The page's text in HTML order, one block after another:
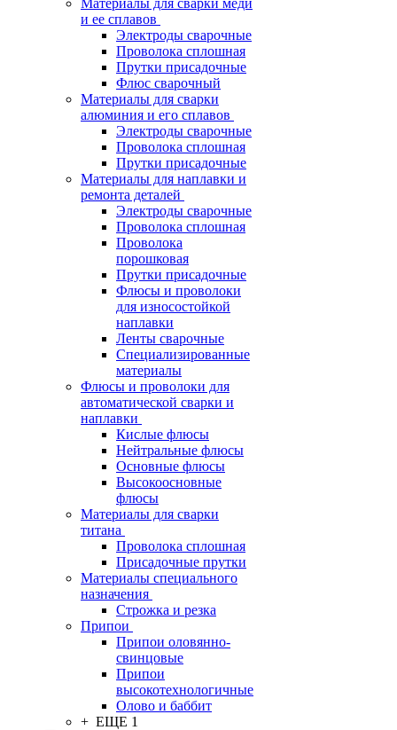
Материалы для сварки меди
и ее сплавов
Электроды сварочные
Проволока сплошная
Прутки присадочные
Флюс сварочный
Материалы для сварки
алюминия и его сплавов
Электроды сварочные
Проволока сплошная
Прутки присадочные
Материалы для наплавки и
ремонта деталей
Электроды сварочные
Проволока сплошная
Проволока
порошковая
Прутки присадочные
Флюсы и проволоки
для износостойкой
наплавки
Ленты сварочные
Специализированные
материалы
Флюсы и проволоки для
автоматической сварки и
наплавки
Кислые флюсы
Нейтральные флюсы
Основные флюсы
Высокоосновные
флюсы
Материалы для сварки
титана
Проволока сплошная
Присадочные прутки
Материалы специального
назначения
Строжка и резка
Припои
Припои оловянно-
свинцовые
Припои
высокотехнологичные
Олово и баббит
+ ЕЩЕ 1